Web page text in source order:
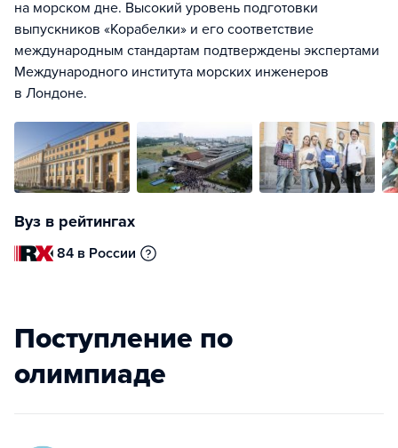
на морском дне. Высокий уровень подготовки
выпускников «Корабелки» и его соответствие
международным стандартам подтверждены экспертами
Международного института морских инженеров
в Лондоне.
Вуз в рейтингах
84 в России
Поступление по
олимпиаде